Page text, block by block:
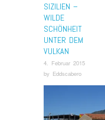
SIZILIEN –
WILDE
SCHÖNHEIT
UNTER DEM
VULKAN
4. Februar 2015
by Eddscabero